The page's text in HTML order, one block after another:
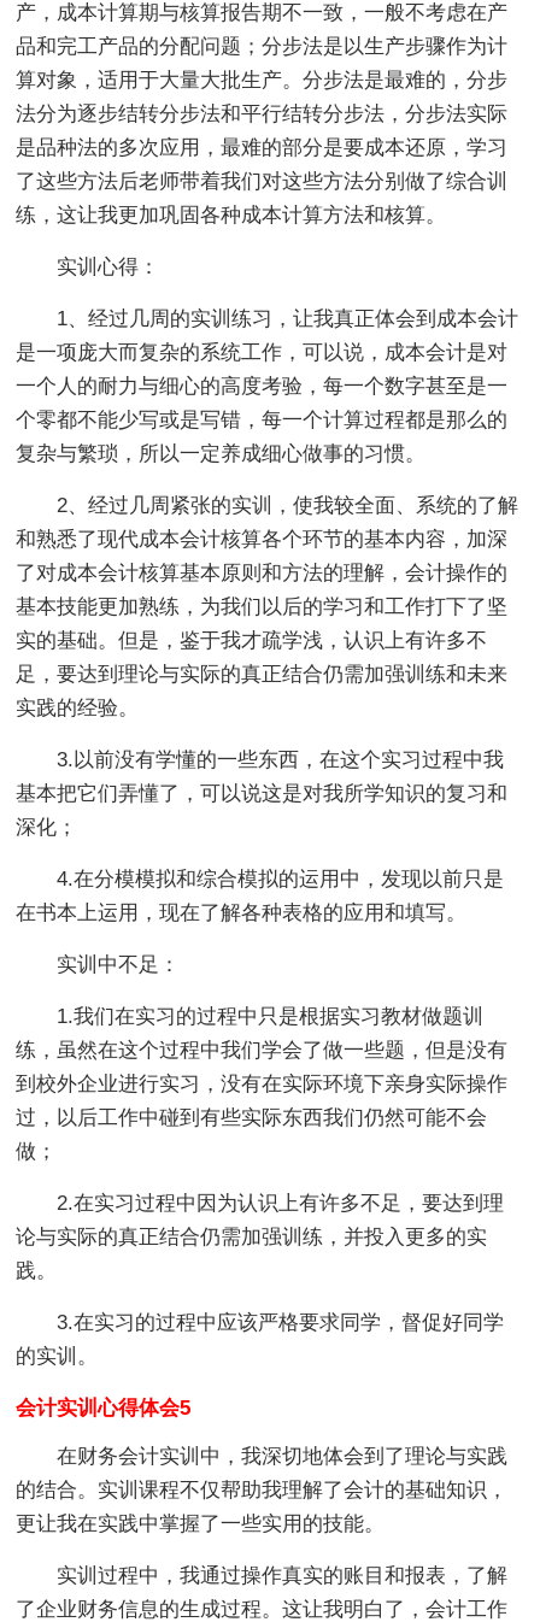
产，成本计算期与核算报告期不一致，一般不考虑在产
品和完工产品的分配问题；分步法是以生产步骤作为计
算对象，适用于大量大批生产。分步法是最难的，分步
法分为逐步结转分步法和平行结转分步法，分步法实际
是品种法的多次应用，最难的部分是要成本还原，学习
了这些方法后老师带着我们对这些方法分别做了综合训
练，这让我更加巩固各种成本计算方法和核算。
实训心得：
1、经过几周的实训练习，让我真正体会到成本会计
是一项庞大而复杂的系统工作，可以说，成本会计是对
一个人的耐力与细心的高度考验，每一个数字甚至是一
个零都不能少写或是写错，每一个计算过程都是那么的
复杂与繁琐，所以一定养成细心做事的习惯。
2、经过几周紧张的实训，使我较全面、系统的了解
和熟悉了现代成本会计核算各个环节的基本内容，加深
了对成本会计核算基本原则和方法的理解，会计操作的
基本技能更加熟练，为我们以后的学习和工作打下了坚
实的基础。但是，鉴于我才疏学浅，认识上有许多不
足，要达到理论与实际的真正结合仍需加强训练和未来
实践的经验。
3.以前没有学懂的一些东西，在这个实习过程中我
基本把它们弄懂了，可以说这是对我所学知识的复习和
深化；
4.在分模模拟和综合模拟的运用中，发现以前只是
在书本上运用，现在了解各种表格的应用和填写。
实训中不足：
1.我们在实习的过程中只是根据实习教材做题训
练，虽然在这个过程中我们学会了做一些题，但是没有
到校外企业进行实习，没有在实际环境下亲身实际操作
过，以后工作中碰到有些实际东西我们仍然可能不会
做；
2.在实习过程中因为认识上有许多不足，要达到理
论与实际的真正结合仍需加强训练，并投入更多的实
践。
3.在实习的过程中应该严格要求同学，督促好同学
的实训。
会计实训心得体会5
在财务会计实训中，我深切地体会到了理论与实践
的结合。实训课程不仅帮助我理解了会计的基础知识，
更让我在实践中掌握了一些实用的技能。
实训过程中，我通过操作真实的账目和报表，了解
了企业财务信息的生成过程。这让我明白了，会计工作